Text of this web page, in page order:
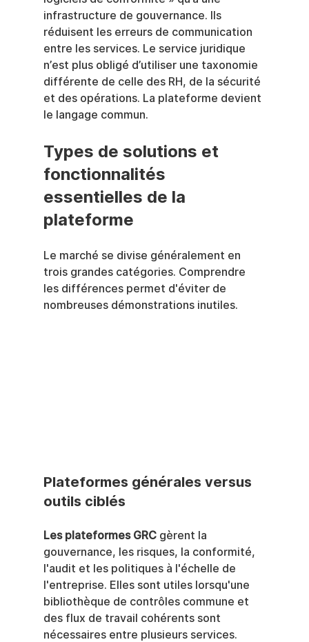
infrastructure de gouvernance. Ils
réduisent les erreurs de communication
entre les services. Le service juridique
n’est plus obligé d’utiliser une taxonomie
différente de celle des RH, de la sécurité
et des opérations. La plateforme devient
le langage commun.
Types de solutions et
fonctionnalités
essentielles de la
plateforme
Le marché se divise généralement en
trois grandes catégories. Comprendre
les différences permet d'éviter de
nombreuses démonstrations inutiles.
Plateformes générales versus
outils ciblés
Les plateformes GRC gèrent la
gouvernance, les risques, la conformité,
l'audit et les politiques à l'échelle de
l'entreprise. Elles sont utiles lorsqu'une
bibliothèque de contrôles commune et
des flux de travail cohérents sont
nécessaires entre plusieurs services.